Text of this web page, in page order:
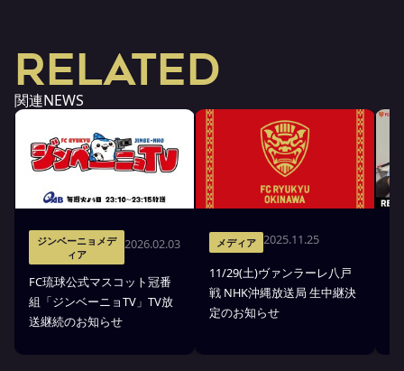
RELATED
関連NEWS
ジンベーニョメデ
ィア
2026.02.03
FC琉球公式マスコット冠番
組「ジンベーニョTV」TV放
送継続のお知らせ
メディア 2025.11.25
11/29(土)ヴァンラーレ八戸
戦 NHK沖縄放送局 生中継決
定のお知らせ